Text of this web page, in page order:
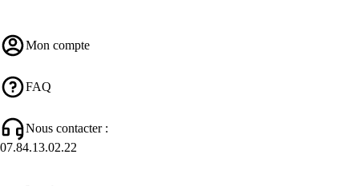
Mon compte
FAQ
Nous contacter :
07.84.13.02.22